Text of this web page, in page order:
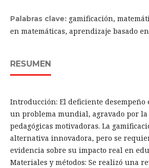
Palabras clave: gamificación,
en matemáticas, aprendizaje basado
RESUMEN
Introducción: El deficiente desempeño
un problema mundial, agravado por la
pedagógicas motivadoras. La
alternativa innovadora, pero se
evidencia sobre su impacto real en
Materiales y métodos: Se realizó una